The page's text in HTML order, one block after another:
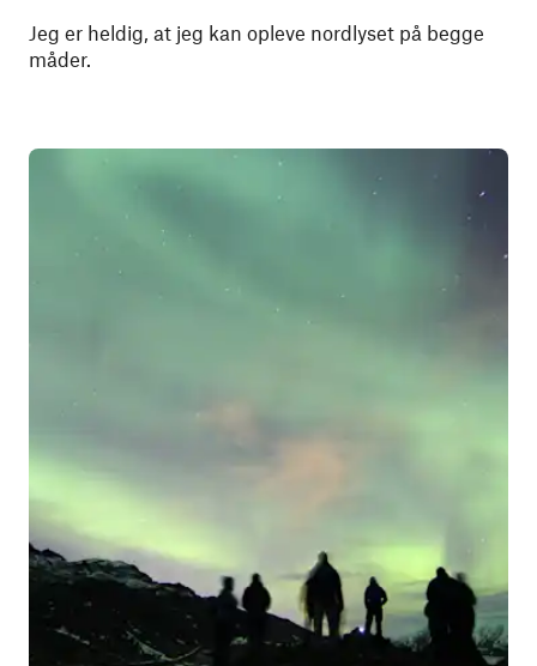
Jeg er heldig, at jeg kan opleve nordlyset på begge
måder.